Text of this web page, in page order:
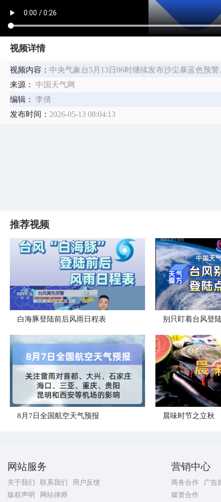
视频详情
视频内容： 中央气象台5月13日06时继续发布沙尘暴蓝色预警
来源：
中国天气网
编辑：
李倩
发布时间： 2026-05-13 08:04:13
推荐视频
白海豚登陆前后风雨日程表 别只盯着台风登
8月7日全国航空天气预报 晨味时节之立秋
网站服务
关于我们 联系我们
用户反馈
版权声明
网站律师
营销中心
商务合作
广告
媒资合作